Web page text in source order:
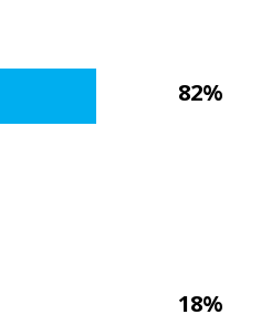
82%
18%